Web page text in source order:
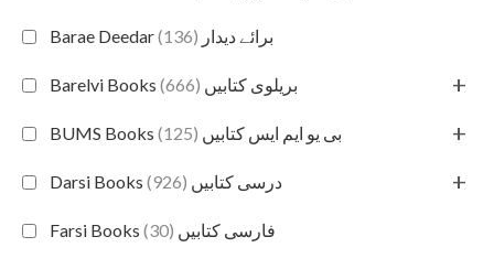
Barae Deedar برائے دیدار (136)
Barelvi Books بریلوی کتابیں (666) +
BUMS Books بی یو ایم ایس کتابیں (125) +
Darsi Books درسی کتابیں (926) +
Farsi Books فارسی کتابیں (30)